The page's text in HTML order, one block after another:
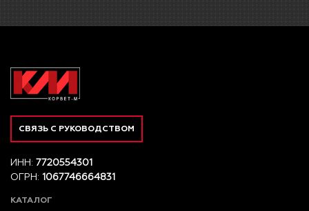
СВЯЗЬ С РУКОВОДСТВОМ
ИНН: 7720554301
ОГРН: 1067746664831
КАТАЛОГ